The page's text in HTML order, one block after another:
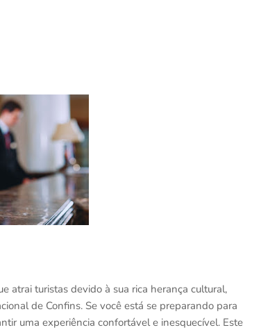
atrai turistas devido à sua rica herança cultural,
de Confins. Se você está se preparando para
uma experiência confortável e inesquecível. Este